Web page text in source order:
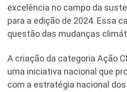
excelência no campo da
para a edição de 2024. Essa
questão das mudanças
A criação da categoria Ação
uma iniciativa nacional que
com a estratégia nacional